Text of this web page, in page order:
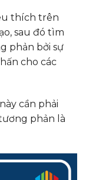
thích trên
sau đó tìm
phản bởi sự
cho các
cần phải
phản là